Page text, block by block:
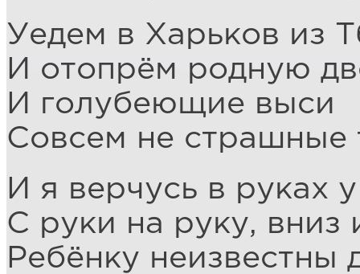
Уедем в Харьков из
И отопрём родную
И голубеющие выси
Совсем не страшные
И я верчусь в руках
С руки на руку, вниз
Ребёнку неизвестны